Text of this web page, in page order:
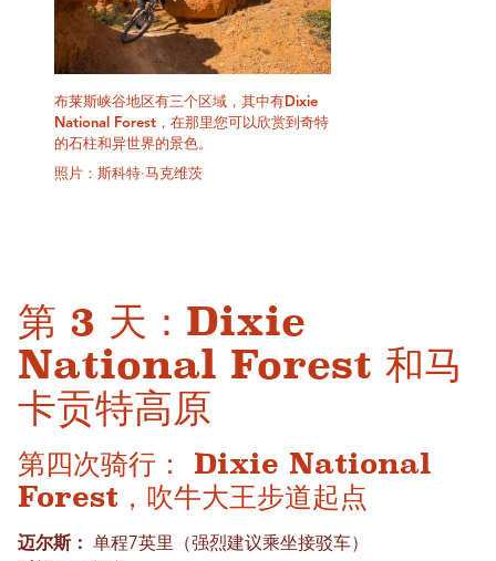
布莱斯峡谷地区有三个区域，其中有Dixie
National Forest，在那里您可以欣赏到奇特
的石柱和异世界的景色。
照片：斯科特·马克维茨
第 3 天：Dixie
National Forest 和马
卡贡特高原
第四次骑行： Dixie National
Forest，吹牛大王步道起点
迈尔斯：
单程7英里（强烈建议乘坐接驳车）